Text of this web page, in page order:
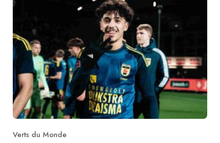
Category
Verts du Monde